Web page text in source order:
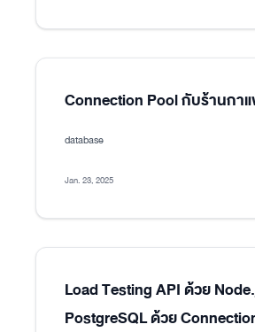
Connection Pool กับร้านกา
database
Jan. 23, 2025
Load Testing API ด้วย
PostgreSQL ด้วย